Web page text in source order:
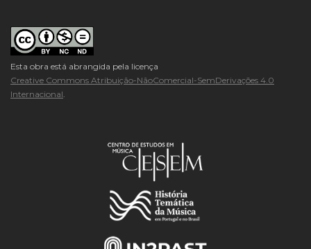
Esta obra está abrangida pela licença
Creative Commons Atribuição-NãoComercial-SemDerivações 4.0
Internacional